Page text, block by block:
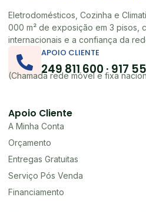
Eletrodomésticos, Cozinha e
000 m² de exposição em 3 pisos,
internacionais e a confiança da
APOIO CLIENTE
249 811 600 · 917
(Chamada rede móvel e fixa
Apoio Cliente
A Minha Conta
Orçamento
Entregas Gratuitas
Serviço Pós Venda
Financiamento